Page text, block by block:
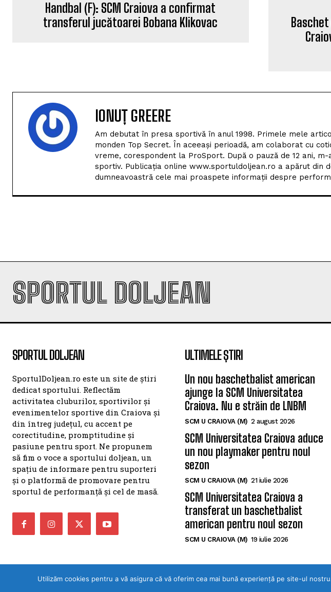
Handbal (F): SCM Craiova a confirmat
transferul jucătoarei Bobana Klikovac
IONUȚ GREERE
Am debutat în presa sportivă în anul 1998. Primele mele
monden Top Secret. În aceeași perioadă, am colaborat cu
vreme, corespondent la ProSport. După o pauză de 12 ani,
sportiv. Publicația online www.sportuldoljean.ro a apărut din
dumneavoastră cele mai proaspete informații despre
SPORTUL DOLJEAN
SPORTUL DOLJEAN
SportulDoljean.ro este un site de știri
dedicat sportului. Reflectăm
activitatea cluburilor, sportivilor și
evenimentelor sportive din Craiova și
din întreg județul, cu accent pe
corectitudine, promptitudine și
pasiune pentru sport. Ne propunem
să fim o voce a sportului doljean, un
spațiu de informare pentru suporteri
și o platformă de promovare pentru
sportul de performanță și cel de masă.
ULTIMELE ȘTIRI
Un nou baschetbalist american
ajunge la SCM Universitatea
Craiova. Nu e străin de LNBM
SCM U CRAIOVA (M) 2 august 2026
SCM Universitatea Craiova aduce
un nou playmaker pentru noul
sezon
SCM U CRAIOVA (M) 21 iulie 2026
SCM Universitatea Craiova a
transferat un baschetbalist
american pentru noul sezon
SCM U CRAIOVA (M) 19 iulie 2026
©Toate drepturile
Utilizăm cookies pentru a vă asigura că vă oferim cea mai bună experiență pe site-ul